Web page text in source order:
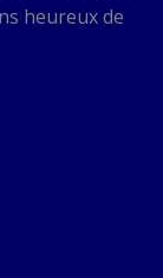
heureux de